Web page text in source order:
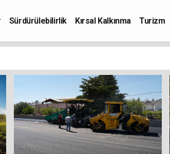
Sürdürülebilirlik Kırsal Kalkınma Turizm